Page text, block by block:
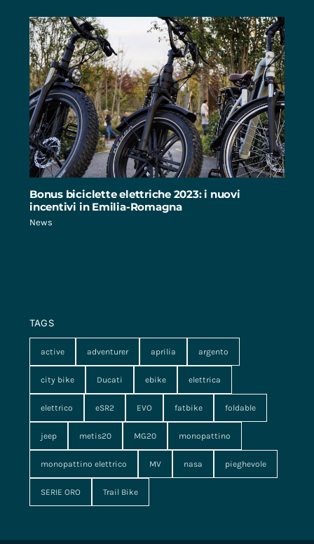
Bonus biciclette elettriche 2023: i nuovi
incentivi in Emilia-Romagna
News
TAGS
active adventurer aprilia argento
city bike Ducati ebike elettrica
elettrico eSR2 EVO fatbike foldable
jeep metis20 MG20 monopattino
monopattino elettrico MV nasa pieghevole
SERIE ORO Trail Bike